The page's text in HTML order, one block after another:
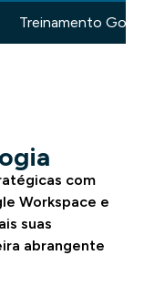
com
Workspace e
suas
abrangente